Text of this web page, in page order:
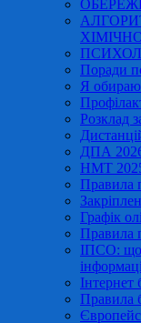
Поради
Я обираю
Розклад
ДПА
НМТ
Правила
Графік
Правила
ІПСО: що
Інтернет
Правила